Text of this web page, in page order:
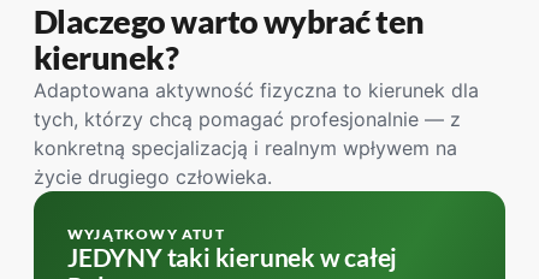
Dlaczego warto wybrać ten
kierunek?
Adaptowana aktywność fizyczna to kierunek dla
tych, którzy chcą pomagać profesjonalnie — z
konkretną specjalizacją i realnym wpływem na
życie drugiego człowieka.
WYJĄTKOWY ATUT
JEDYNY taki kierunek w całej